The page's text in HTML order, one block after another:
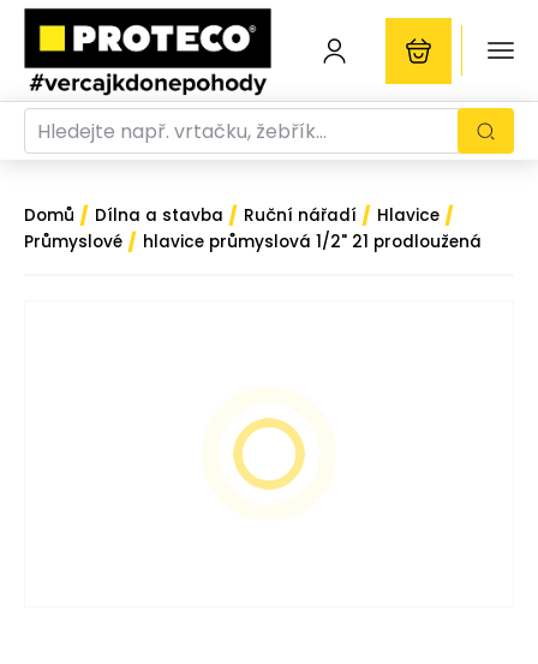
Domů / Dílna a stavba / Ruční nářadí / Hlavice /
Průmyslové / hlavice průmyslová 1/2" 21 prodloužená